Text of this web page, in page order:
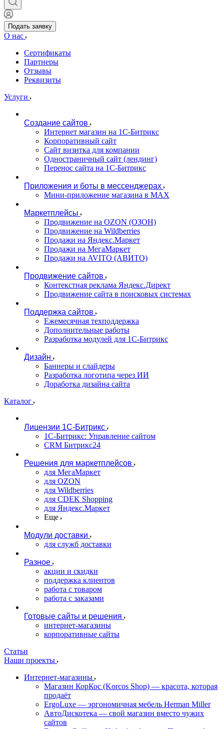
Подать заявку
О нас
Сертификаты
Партнеры
Отзывы
Реквизиты
Услуги
Создание сайтов
Интернет магазин на 1С-Битрикс
Корпоративный сайт
Сайт визитка для компании
Одностраничный сайт (лендинг)
Перенос сайта на 1С-Битрикс
Приложения и боты в мессенджерах
Мини-приложение магазина в MAX
Маркетплейсы
Продвижение на OZON (ОЗОН)
Продвижение на Wildberries
Продажи на Яндекс.Маркет
Продажи на МегаМаркет
Продажи на AVITO (АВИТО)
Продвижение сайтов
Контекстная реклама Яндекс.Директ
Продвижение сайта в поисковых системах
Поддержка сайтов
Ежемесячная техподдержка
Дополнительные работы
Разработка модулей для 1С-Битрикс
Дизайн
Баннеры и слайдеры
Разработка логотипа через ИИ
Доработка дизайна сайта
Каталог
Лицензии 1С-Битрикс
1С-Битрикс: Управление сайтом
CRM Битрикс24
Решения для маркетплейсов
для МегаМаркет
для OZON
для Wildberries
для CDEK Shopping
для Яндекс.Маркет
Еще
Модули доставки
для служб доставки
Разное
акции и скидки
поддержка клиентов
работа с товаром
работа с заказами
Готовые сайты и решения
интернет-магазины
корпоративные сайты
Статьи
Наши проекты
Интернет-магазины
Магазин КорКос (Korcos Shop) — красота, которая
продаёт
ErgoLuxe — эргономичная мебель Herman Miller
АвтоДискотека — свой магазин вместо чужих
сайтов